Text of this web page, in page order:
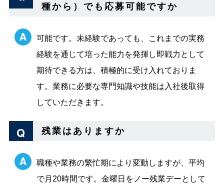
種から）でも応募可能ですか
可能です。未経験であっても、これまでの実務
経験を通じて培った能力を発揮し即戦力として
期待できる方は、積極的に受け入れておりま
す。業務に必要な専門知識や技能は入社後取得
していただきます。
残業はありますか
職種や業務の繁忙期により変動しますが、平均
で月20時間です。金曜日をノー残業デーとして